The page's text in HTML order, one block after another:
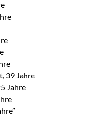
39 Jahre
Jahre